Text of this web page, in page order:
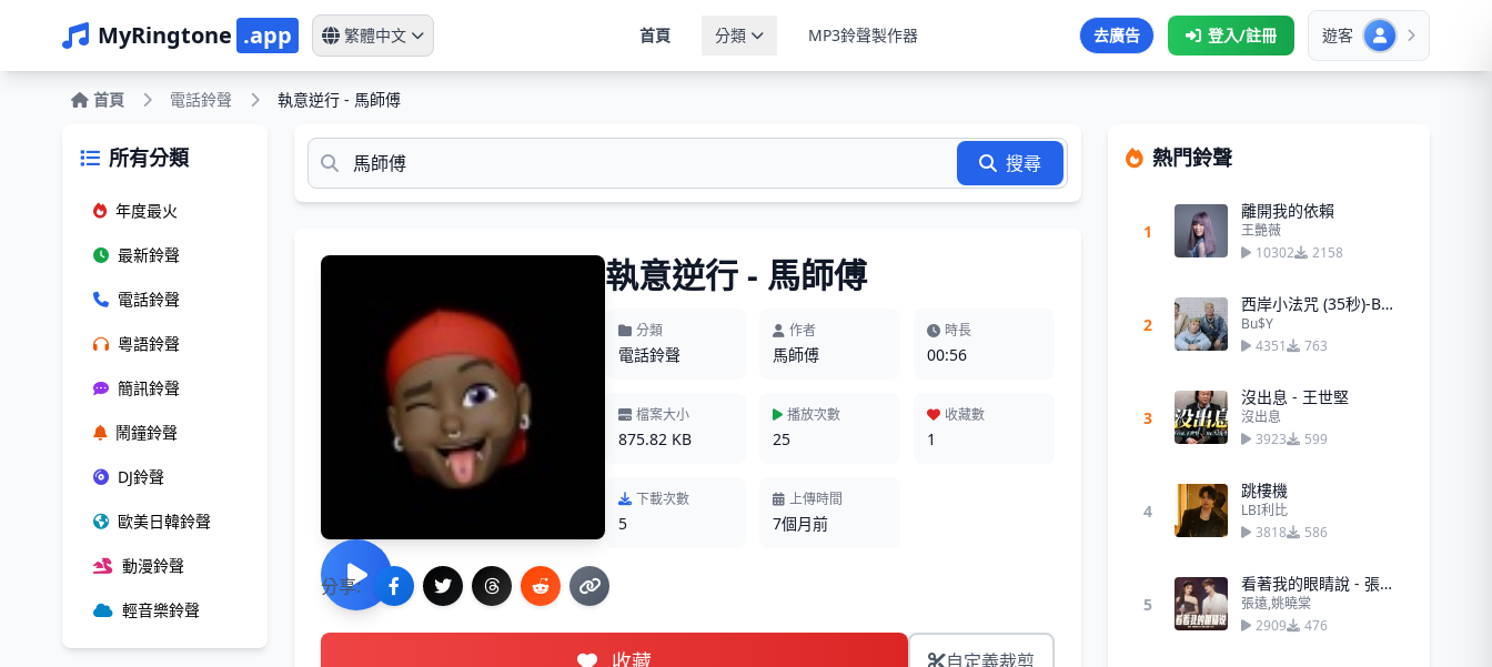
MyRingtone .app 繁體中文 首頁 分類 MP3鈴聲製作器 去廣告 登入/註冊 遊客
首頁 電話鈴聲 執意逆行 - 馬師傅
所有分類
年度最火
最新鈴聲
電話鈴聲
粵語鈴聲
簡訊鈴聲
鬧鐘鈴聲
DJ鈴聲
歐美日韓鈴聲
動漫鈴聲
輕音樂鈴聲
搜尋
執意逆行 - 馬師傅
分類
電話鈴聲
作者
馬師傅
時長
00:56
檔案大小
875.82 KB
播放次數
25
收藏數
1
下載次數
5
上傳時間
7個月前
分享:
收藏 自定義裁剪
熱門鈴聲
1
離開我的依賴
王艷薇
10302
2158
2
西岸小法咒 (35秒)-Bu$Y
Bu$Y
4351
763
3
沒出息 - 王世堅
沒出息
3923
599
4
跳樓機
LBI利比
3818
586
5
看著我的眼睛說 - 張遠、姚曉棠
張遠,姚曉棠
2909
476